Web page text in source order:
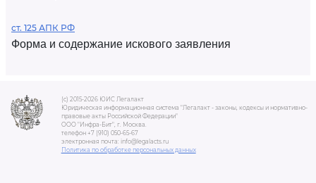
ст. 125 АПК РФ
Форма и содержание искового заявления
(c) 2015-2026 ЮИС Легалакт
Юридическая информационная система "Легалакт - законы, кодексы и нормативно-
правовые акты Российской Федерации"
ООО "Инфра-Бит", г. Москва.
телефон +7 (910) 050-65-67
электронная почта: info@legalacts.ru
Политика по обработке персональных данных